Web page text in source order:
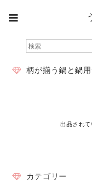
柄が揃う鍋と鍋
出品されて
カテゴリー